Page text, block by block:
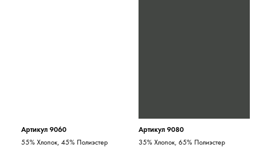
Артикул 9060
55% Хлопок, 45% Полиэстер
Артикул 9080
35% Хлопок, 65% Полиэстер